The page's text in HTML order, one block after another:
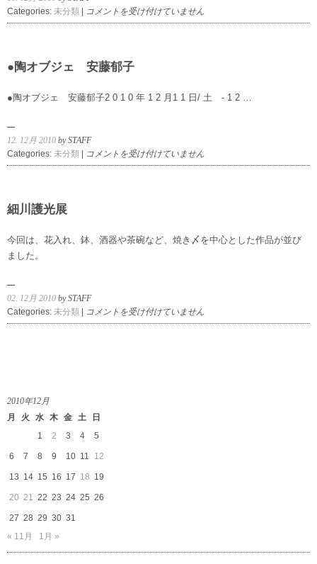
Categories: 未分類
安
藤
展
品
紹
コメントを受け付けていません
●陶オブジェ 安藤郁子
●陶オブジェ 安藤郁子2 0 1 0 年 1 2 月1 1 日/ 土 - 1 2 …
12. 12月 2010 by STAFF
Categories: 未分類
●
陶
安
藤
コメントを受け付けていません
細川護光展
今回は、花入れ、鉢、酒器や茶碗など、焼き〆を中心とした作品が並び
ました。
02. 12月 2010 by STAFF
Categories: 未分類
細
川
コメントを受け付けていません
2010年12月
月
火 水 木 金 土
日
1
2 3 4 5
6 7 8 9 10 11 12
13 14 15 16 17 18 19
20 21 22 23 24 25 26
27 28 29 30 31
« 11月
1月 »